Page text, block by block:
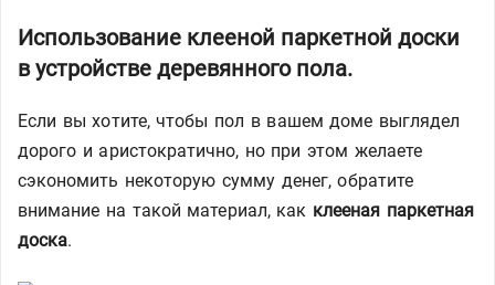
Использование клееной паркетной доски
в устройстве деревянного пола.
Если вы хотите, чтобы пол в вашем доме выглядел
дорого и аристократично, но при этом желаете
сэкономить некоторую сумму денег, обратите
внимание на такой материал, как клееная паркетная
доска.